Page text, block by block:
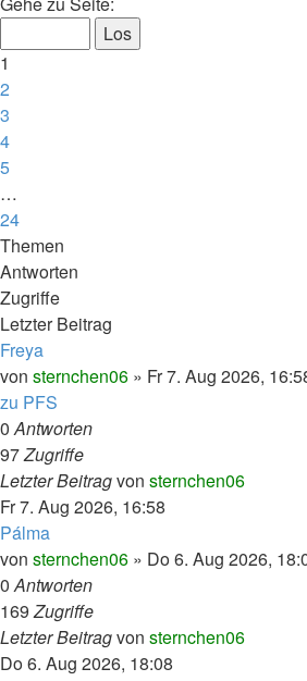
von
24
1
2
3
4
5
…
24
Nächste
Themen
Antworten
Zugriffe
Letzter Beitrag
Freya
von sternchen06 » Fr 7. Aug 2026,
zu PFS
0Antworten
97Zugriffe
Letzter Beitragvon sternchen06
Fr 7. Aug 2026, 16:58
Pálma
von sternchen06 » Do 6. Aug 2026,
0Antworten
169Zugriffe
Letzter Beitragvon sternchen06
Do 6. Aug 2026, 18:08